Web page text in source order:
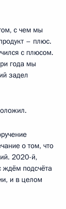
с чем мы
– плюс.
с плюсом.
года мы
задел
о том, что
2020-й,
подсчёта
и в целом